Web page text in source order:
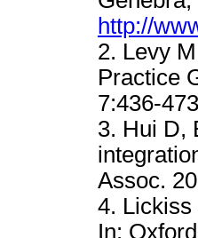
http://
2. Levy
Practice
7:436-
3. Hui D,
Assoc.
4. Lickiss
In: